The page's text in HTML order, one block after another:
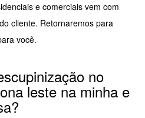
e comerciais vem com
cliente. Retornaremos para
você.
no
leste na minha e